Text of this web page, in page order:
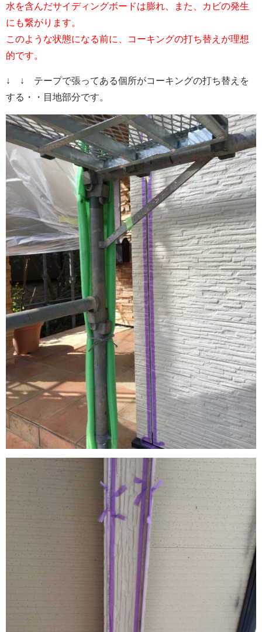
水を含んだサイディングボードは膨れ、また、カビの発生
にも繋がります。
このような状態になる前に、コーキングの打ち替えが理想
的です。
↓ ↓ テープで張ってある個所がコーキングの打ち替えを
する・・目地部分です。